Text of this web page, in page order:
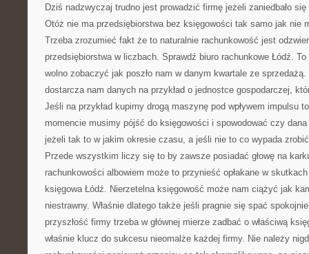
Dziś nadzwyczaj trudno jest prowadzić firmę jeżeli zaniedbało
Otóż nie ma przedsiębiorstwa bez księgowości tak samo jak nie
Trzeba zrozumieć fakt że to naturalnie rachunkowość jest
przedsiębiorstwa w liczbach. Sprawdź biuro rachunkowe Łódź.
wolno zobaczyć jak poszło nam w danym kwartale ze sprzedażą.
dostarcza nam danych na przykład o jednostce gospodarczej,
Jeśli na przykład kupimy drogą maszynę pod wpływem impulsu
momencie musimy pójść do księgowości i spowodować czy
jeżeli tak to w jakim okresie czasu, a jeśli nie to co wypada
Przede wszystkim liczy się to by zawsze posiadać głowę na
rachunkowości albowiem może to przynieść opłakane w
księgowa Łódź. Nierzetelna księgowość może nam ciążyć jak
niestrawny. Właśnie dlatego także jeśli pragnie się spać
przyszłość firmy trzeba w głównej mierze zadbać o właściwą
właśnie klucz do sukcesu nieomalże każdej firmy. Nie należy